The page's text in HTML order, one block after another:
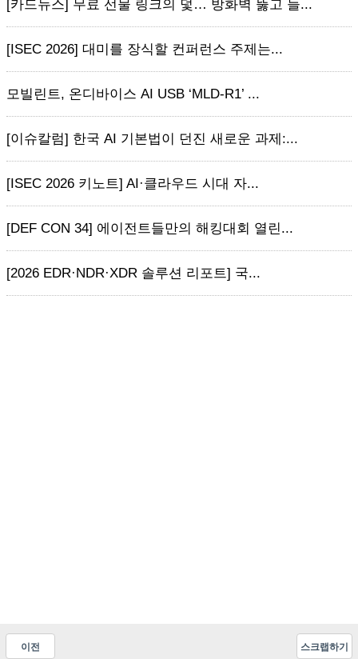
[카드뉴스] 무료 선물 링크의 덫… 방화벽 뚫고 들...
[ISEC 2026] 대미를 장식할 컨퍼런스 주제는...
모빌린트, 온디바이스 AI USB ‘MLD-R1’ ...
[이슈칼럼] 한국 AI 기본법이 던진 새로운 과제:...
[ISEC 2026 키노트] AI·클라우드 시대 자...
[DEF CON 34] 에이전트들만의 해킹대회 열린...
[2026 EDR·NDR·XDR 솔루션 리포트] 국...
이전 스크랩하기